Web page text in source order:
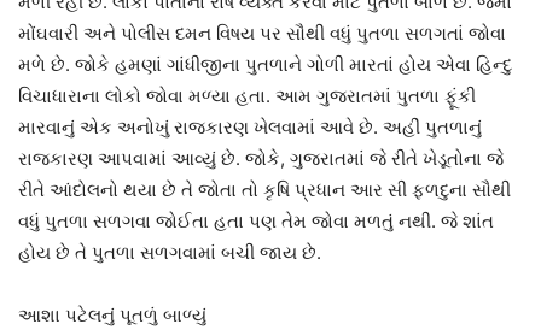
મોંઘવારી અને પોલીસ દમન વિષય પર સૌથી વધું પુતળા સળગતાં જોવા
મળે છે. જોકે હમણાં ગાંધીજીના પુતળાને ગોળી મારતાં હોય એવા હિન્દુ
વિચાધારાના લોકો જોવા મળ્યા હતા. આમ ગુજરાતમાં પુતળા ફૂંકી
મારવાનું એક અનોખું રાજકારણ ખેલવામાં આવે છે. અહીં પુતળાનું
રાજકારણ આપવામાં આવ્યું છે. જોકે, ગુજરાતમાં જે રીતે ખેડૂતોના જે
રીતે આંદોલનો થયા છે તે જોતા તો કૃષિ પ્રધાન આર સી ફળદુના સૌથી
વધું પુતળા સળગવા જોઈતા હતા પણ તેમ જોવા મળતું નથી. જે શાંત
હોય છે તે પુતળા સળગવામાં બચી જાય છે.
આશા પટેલનું પૂતળું બાળ્યું